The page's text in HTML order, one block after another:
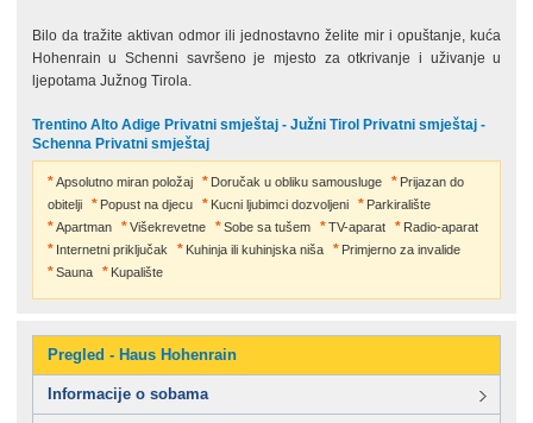
Bilo da tražite aktivan odmor ili jednostavno želite mir i opuštanje, kuća
Hohenrain u Schenni savršeno je mjesto za otkrivanje i uživanje u
ljepotama Južnog Tirola.
Trentino Alto Adige Privatni smještaj - Južni Tirol Privatni smještaj -
Schenna Privatni smještaj
Apsolutno miran položaj Doručak u obliku samousluge
Prijazan do
obitelji
Popust na djecu Kucni ljubimci dozvoljeni
Parkiralište
Apartman
Višekrevetne Sobe sa tušem TV-aparat
Radio-aparat
Internetni priključak
Kuhinja ili kuhinjska niša
Primjerno za invalide
Sauna
Kupalište
Pregled - Haus Hohenrain
Informacije o sobama